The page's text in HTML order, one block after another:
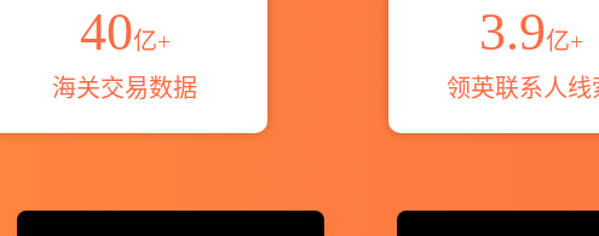
40亿+
海关交易数据
3.9亿+
领英联系人线